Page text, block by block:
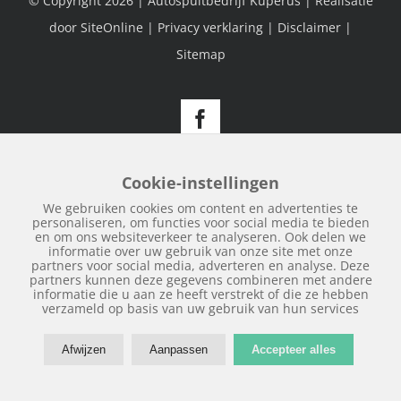
door SiteOnline | Privacy verklaring | Disclaimer |
Sitemap
Facebook
Cookie-instellingen
We gebruiken cookies om content en advertenties te
personaliseren, om functies voor social media te bieden
en om ons websiteverkeer te analyseren. Ook delen we
informatie over uw gebruik van onze site met onze
partners voor social media, adverteren en analyse. Deze
partners kunnen deze gegevens combineren met andere
informatie die u aan ze heeft verstrekt of die ze hebben
verzameld op basis van uw gebruik van hun services
Afwijzen Aanpassen Accepteer alles